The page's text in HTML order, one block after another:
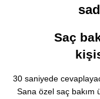
Saç
30 saniyede
Sana özel saç bakım